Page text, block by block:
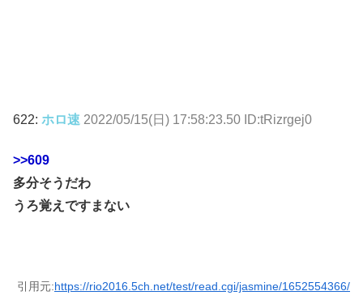
622: ホロ速 2022/05/15(日) 17:58:23.50 ID:tRizrgej0
>>609
多分そうだわ
うろ覚えですまない
引用元:https://rio2016.5ch.net/test/read.cgi/jasmine/1652554366/